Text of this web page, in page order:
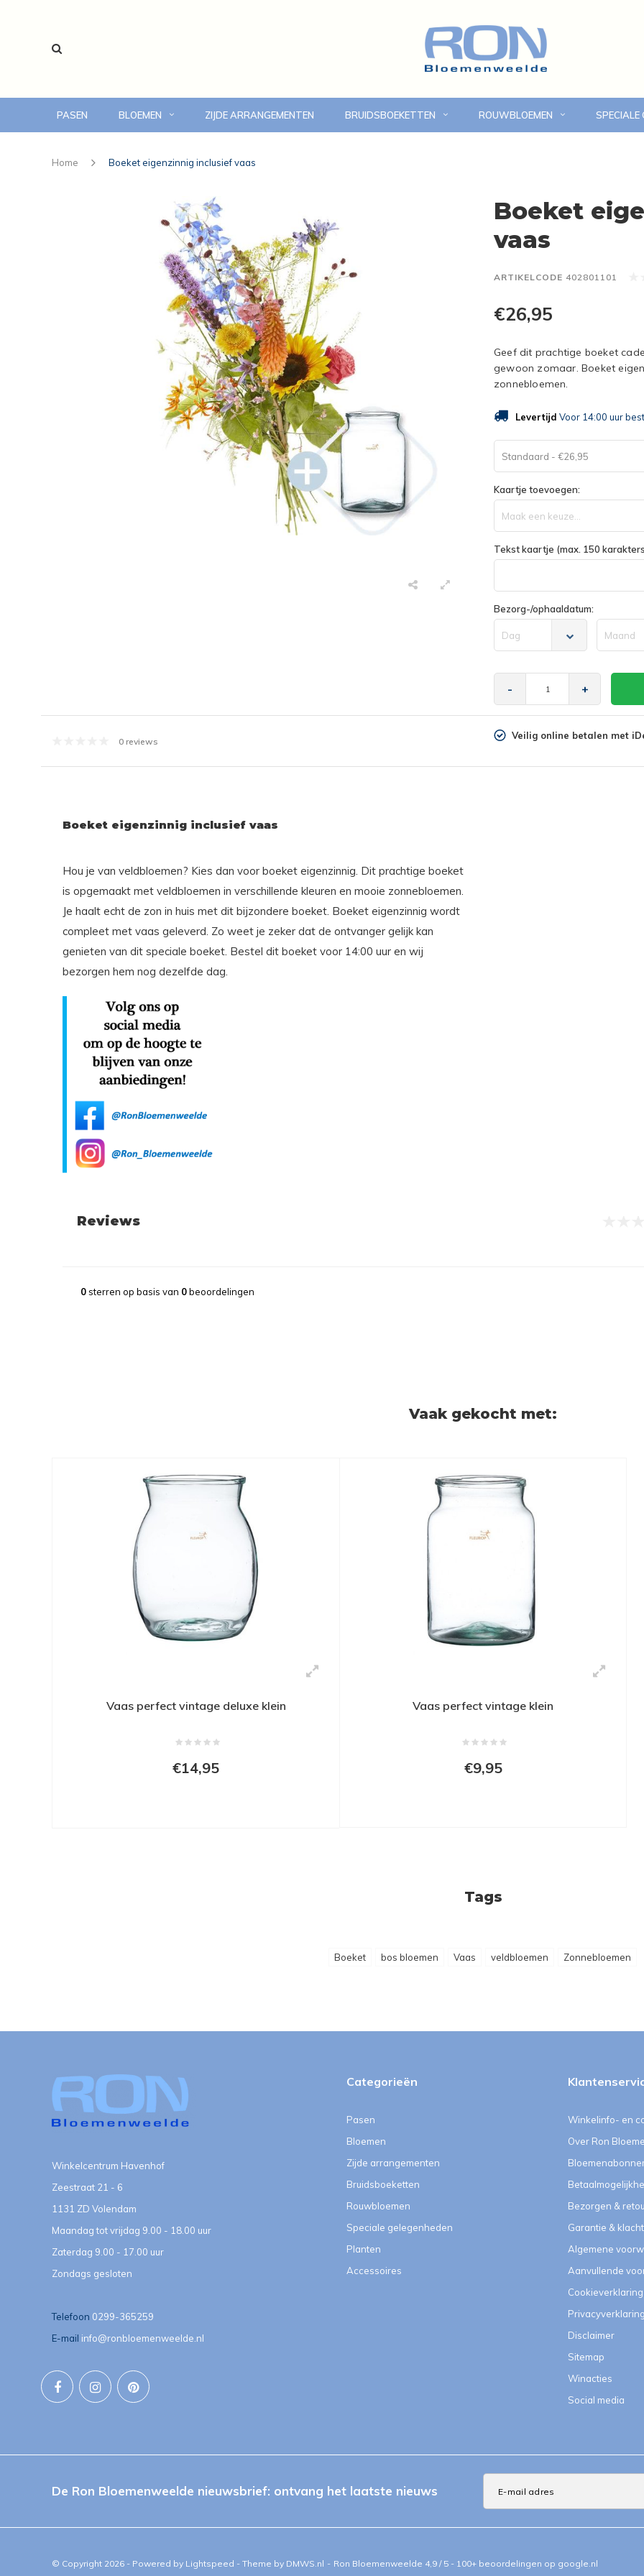
PASEN BLOEMEN ZIJDE ARRANGEMENTEN BRUIDSBOEKETTEN ROUWBLOEMEN SPECIALE
voor 14:00 uur besteld, vandaag bezorgd Online bloemen bestellen Eigen bezorgdienst in
Home Boeket eigenzinnig inclusief vaas
Boeket
vaas
ARTIKELCODE 402801101
€26,95
Geef dit prachtige boeket
gewoon zomaar. Boeket
zonnebloemen.
Levertijd Voor 14:00 uur
Standaard - €26,95
Kaartje toevoegen:
Maak een keuze...
Tekst kaartje (max. 150
Bezorg-/ophaaldatum:
Dag Maand
- +
0 reviews Veilig online betalen met
Boeket eigenzinnig inclusief vaas
Hou je van veldbloemen? Kies dan voor boeket eigenzinnig. Dit prachtige boeket
is opgemaakt met veldbloemen in verschillende kleuren en mooie zonnebloemen.
Je haalt echt de zon in huis met dit bijzondere boeket. Boeket eigenzinnig wordt
compleet met vaas geleverd. Zo weet je zeker dat de ontvanger gelijk kan
genieten van dit speciale boeket. Bestel dit boeket voor 14:00 uur en wij
bezorgen hem nog dezelfde dag.
Reviews
0sterren op basis van 0beoordelingen
Vaak gekocht met:
Vaas perfect vintage deluxe klein
€14,95
Vaas perfect vintage klein
€9,95
Tags
Boeket bos bloemen Vaas veldbloemen Zonnebloemen
Winkelcentrum Havenhof
Zeestraat 21 - 6
1131 ZD Volendam
Maandag tot vrijdag 9.00 - 18.00 uur
Zaterdag 9.00 - 17.00 uur
Zondags gesloten
Telefoon 0299-365259
E-mail info@ronbloemenweelde.nl
Categorieën
Pasen
Bloemen
Zijde arrangementen
Bruidsboeketten
Rouwbloemen
Speciale gelegenheden
Planten
Accessoires
Winkelinfo- en
Over Ron
Bezorgen &
Garantie &
Algemene
Aanvullende
Cookieverklaring
Privacyverklaring
Disclaimer
Sitemap
Winacties
Social media
De Ron Bloemenweelde nieuwsbrief: ontvang het laatste nieuws
© Copyright 2026 - Powered by Lightspeed - Theme by DMWS.nl - Ron Bloemenweelde 4,9 / 5 - 100+ beoordelingen op google.nl